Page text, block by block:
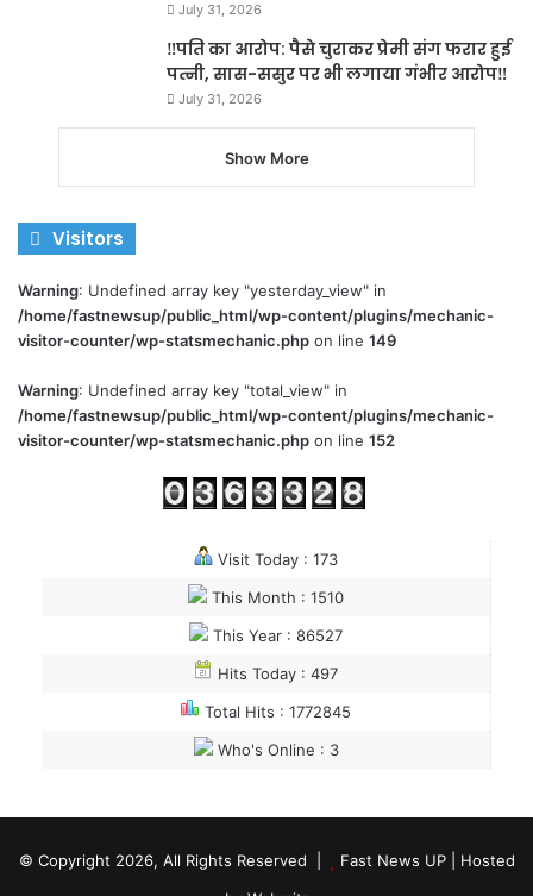
July 31, 2026
‼️पति का आरोप: पैसे चुराकर प्रेमी संग फरार हुई
पत्नी, सास-ससुर पर भी लगाया गंभीर आरोप‼️
July 31, 2026
Show More
Visitors
Warning: Undefined array key "yesterday_view" in
/home/fastnewsup/public_html/wp-content/plugins/mechanic-
visitor-counter/wp-statsmechanic.php on line 149
Warning: Undefined array key "total_view" in
/home/fastnewsup/public_html/wp-content/plugins/mechanic-
visitor-counter/wp-statsmechanic.php on line 152
Visit Today : 173
This Month : 1510
This Year : 86527
Hits Today : 497
Total Hits : 1772845
Who's Online : 3
© Copyright 2026, All Rights Reserved | Fast News UP| Hosted